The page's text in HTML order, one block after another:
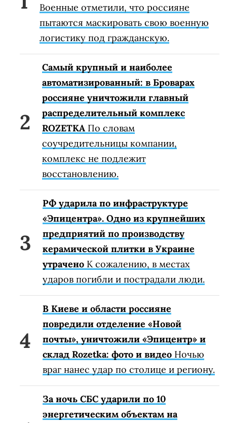
Военные отметили, что россияне
пытаются маскировать свою военную
логистику под гражданскую.
Самый крупный и наиболее
автоматизированный: в Броварах
россияне уничтожили главный
распределительный комплекс
ROZETKA По словам
соучредительницы компании,
комплекс не подлежит
восстановлению.
РФ ударила по инфраструктуре
«Эпицентра». Одно из крупнейших
предприятий по производству
керамической плитки в Украине
утрачено К сожалению, в местах
ударов погибли и пострадали люди.
В Киеве и области россияне
повредили отделение «Новой
почты», уничтожили «Эпицентр» и
склад Rozetka: фото и видео Ночью
враг нанес удар по столице и региону.
За ночь СБС ударили по 10
энергетическим объектам на